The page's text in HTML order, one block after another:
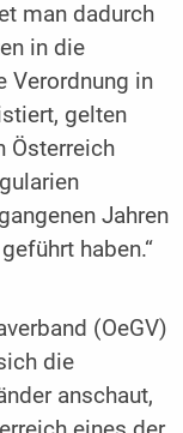
man dadurch
in die
Verordnung in
gelten
Österreich
Jahren
haben.“
(OeGV)
die
anschaut,